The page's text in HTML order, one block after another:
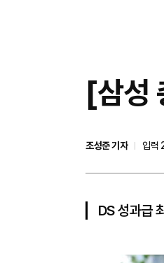
[삼성
조성준 기자
입력
DS 성과급